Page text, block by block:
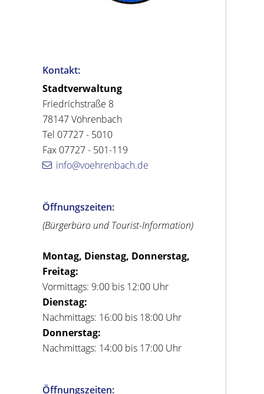
Kontakt:
Stadtverwaltung
Friedrichstraße 8
78147 Vöhrenbach
Tel 07727 - 5010
Fax 07727 - 501-119
info@voehrenbach.de
Öffnungszeiten:
(Bürgerbüro und Tourist-Information)
Montag, Dienstag, Donnerstag,
Freitag:
Vormittags: 9:00 bis 12:00 Uhr
Dienstag:
Nachmittags: 16:00 bis 18:00 Uhr
Donnerstag:
Nachmittags: 14:00 bis 17:00 Uhr
Öffnungszeiten: